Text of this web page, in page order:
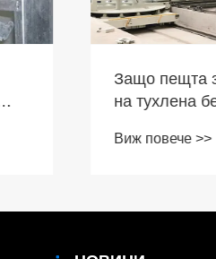
Защо пещта за
на тухлена
значение за
Виж повече >>